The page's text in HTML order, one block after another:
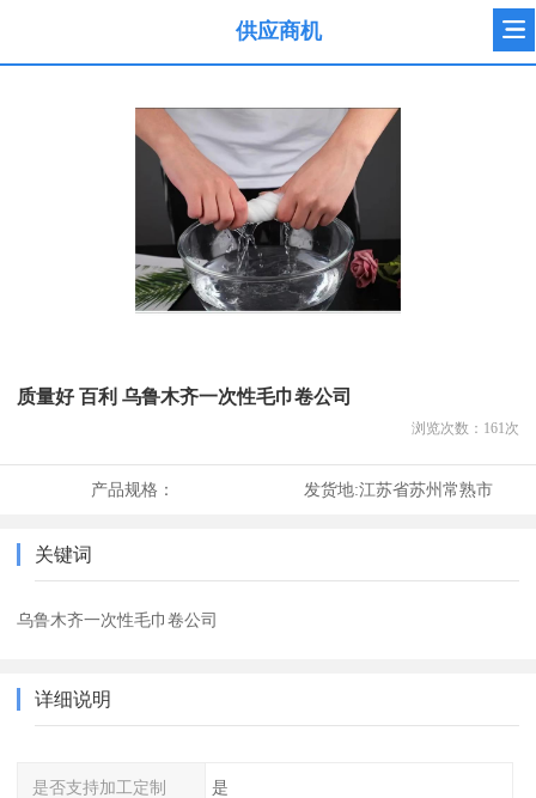
供应商机
质量好 百利 乌鲁木齐一次性毛巾卷公司
浏览次数： 161 次
产品规格： 发货地:江苏省苏州常熟市
关键词
乌鲁木齐一次性毛巾卷公司
详细说明
是否支持加工定制 是